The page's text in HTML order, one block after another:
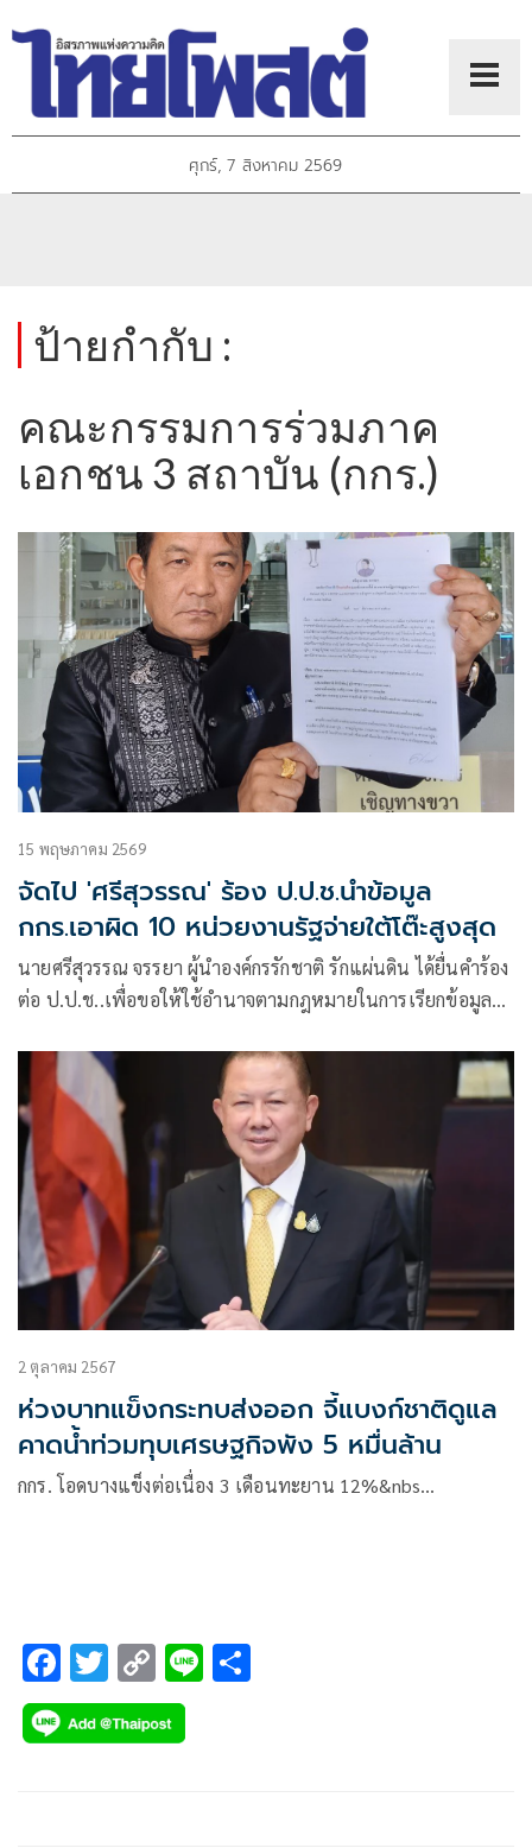
ศุกร์, 7 สิงหาคม 2569
ป้ายกำกับ :
คณะกรรมการร่วมภาค
เอกชน 3 สถาบัน (กกร.)
15 พฤษภาคม 2569
จัดไป 'ศรีสุวรรณ' ร้อง ป.ป.ช.นำข้อมูล
กกร.เอาผิด 10 หน่วยงานรัฐจ่ายใต้โต๊ะสูงสุด
นายศรีสุวรรณ จรรยา ผู้นำองค์กรรักชาติ รักแผ่นดิน ได้ยื่นคำร้อง
ต่อ ป.ป.ช..เพื่อขอให้ใช้อำนาจตามกฎหมายในการเรียกข้อมูล
สอบสวนเพื่อเชื่อมโยงไปให้ถึงเจ้าหน้าที่รัฐที่กระทำการดังกล่าว
เพื่อเอาผิดตามครรลองของกฎหมาย หากไม่ดำเนินการจะถือว่า
ละเว้นการปฏิบัติหน้าที่ได้
2 ตุลาคม 2567
ห่วงบาทแข็งกระทบส่งออก จี้แบงก์ชาติดูแล
คาดน้ำท่วมทุบเศรษฐกิจพัง 5 หมื่นล้าน
กกร. โอดบางแข็งต่อเนื่อง 3 เดือนทะยาน 12%&nbs…
F
ac
e
T
wi
tt
C
o
p
Li